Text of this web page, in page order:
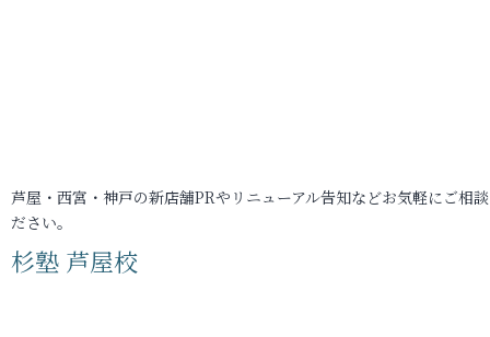
芦屋・西宮・神戸の新店舗PRやリニューアル告知などお気軽にご相
ださい。
杉塾 芦屋校